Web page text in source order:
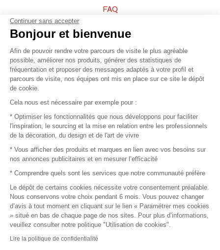
FAQ
Vendez vos produits
Plan du site
© 2016 –Organisation SAFI
Recrutement
Mentions légales
Conditions commerciales
Continuer sans accepter
Bonjour et bienvenue
Afin de pouvoir rendre votre parcours de visite le plus agréable
possible, améliorer nos produits, générer des statistiques de
fréquentation et proposer des messages adaptés à votre profil et
parcours de visite, nos équipes ont mis en place sur ce site le dépôt
de cookie.
Cela nous est nécessaire par exemple pour :
* Optimiser les fonctionnalités que nous développons pour faciliter
l'inspiration, le sourcing et la mise en relation entre les professionnels
de la décoration, du design et de l'art de vivre
* Vous afficher des produits et marques en lien avec vos besoins sur
nos annonces publicitaires et en mesurer l’efficacité
* Comprendre quels sont les services que notre communauté préfère
Le dépôt de certains cookies nécessite votre consentement préalable.
Nous conservons votre choix pendant 6 mois. Vous pouvez changer
d’avis à tout moment en cliquant sur le lien « Paramétrer mes cookies
» situé en bas de chaque page de nos sites. Pour plus d’informations,
veuillez consulter notre politique "Utilisation de cookies".
Lire la politique de confidentialité